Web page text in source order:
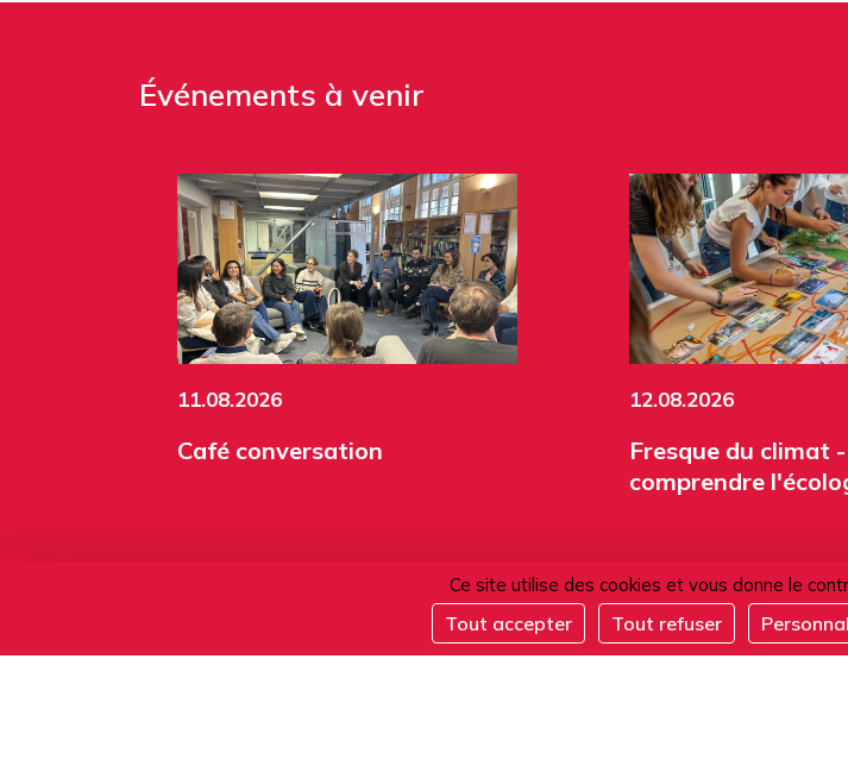
Ce site utilise des cookies et vous donne le
Tout accepter Tout refuser
Événements à venir
11.08.2026
Café conversation
ACTIVITÉS
12.08.2026
Fresque du climat
comprendre
ACTIVITÉS